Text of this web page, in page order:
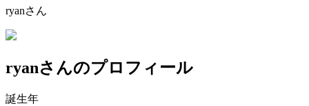
ryanさん
ryanさんのプロフィール
誕生年